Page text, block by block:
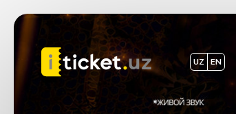
UZ EN